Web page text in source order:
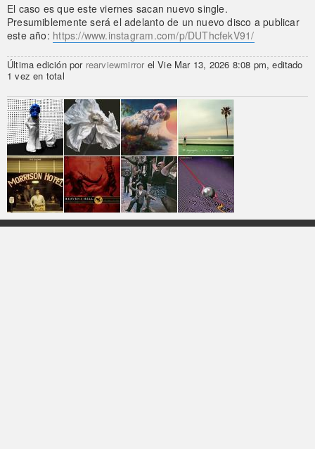
El caso es que este viernes sacan nuevo single.
Presumiblemente será el adelanto de un nuevo disco a publicar
este año: https://www.instagram.com/p/DUThcfekV91/
Última edición por rearviewmirror el Vie Mar 13, 2026 8:08 pm, editado
1 vez en total